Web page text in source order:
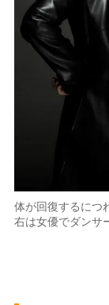
体が回復するにつ
右は女優でダンサ